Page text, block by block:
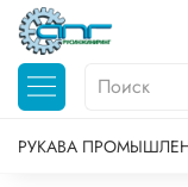
РУКАВА